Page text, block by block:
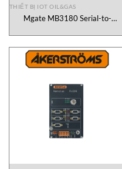
THIẾT BỊ IOT OIL&GAS
Mgate MB3180 Serial-to-
Vietnam